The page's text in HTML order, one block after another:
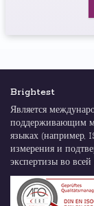
Brightest
Является
поддерживающим
языках (например,
измерения и
экспертизы во